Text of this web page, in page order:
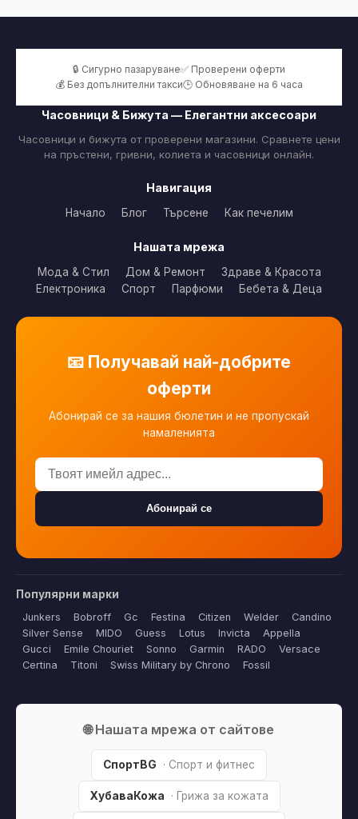
🔒 Сигурно пазаруване✅ Проверени оферти
💰 Без допълнителни такси🕒 Обновяване на 6 часа
Часовници & Бижута — Елегантни аксесоари
Часовници и бижута от проверени магазини. Сравнете цени
на пръстени, гривни, колиета и часовници онлайн.
Навигация
Начало Блог Търсене Как печелим
Нашата мрежа
Мода & Стил Дом & Ремонт
Здраве & Красота
Електроника
Спорт Парфюми Бебета & Деца
📧 Получавай най-добрите
оферти
Абонирай се за нашия бюлетин и не пропускай
намаленията
Абонирай се
Популярни марки
Junkers Bobroff Gc Festina Citizen Welder
Candino
Silver Sense
MIDO Guess Lotus Invicta
Appella
Gucci
Emile Chouriet Sonno Garmin RADO
Versace
Certina
Titoni Swiss Military by Chrono Fossil
🌐 Нашата мрежа от сайтове
СпортBG · Спорт и фитнес
ХубаваКожа · Грижа за кожата